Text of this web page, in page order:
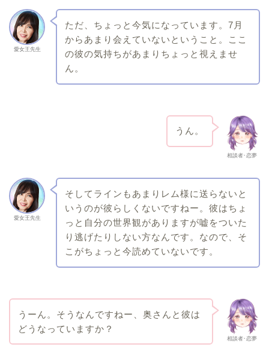
愛女王先生
ただ、ちょっと今気になっています。7月
からあまり会えていないということ。ここ
の彼の気持ちがあまりちょっと視えませ
ん。
相談者･恋夢
うん。
愛女王先生
そしてラインもあまりレム様に送らないと
いうのが彼らしくないですねー。彼はちょ
っと自分の世界観がありますが嘘をついた
り逃げたりしない方なんです。なので、そ
こがちょっと今読めていないです。
相談者･恋夢
うーん。そうなんですねー、奥さんと彼は
どうなっていますか？